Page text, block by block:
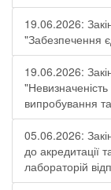
19.06.2026:
"Забезпечення
19.06.2026:
випробування
05.06.2026:
до акредитації
лабораторій